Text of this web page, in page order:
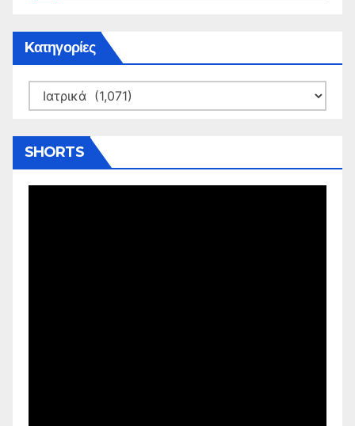
Kατηγορίες
Kατηγορίες
SHORTS